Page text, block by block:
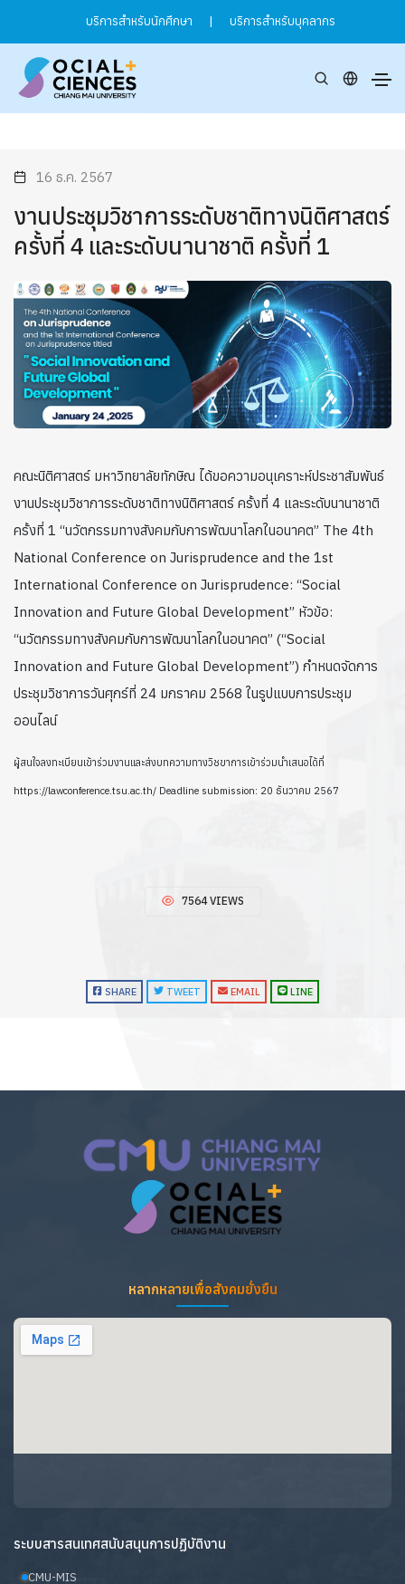
บริการสำหรับนักศึกษา | บริการสำหรับบุคลากร
16 ธ.ค. 2567
งานประชุมวิชาการระดับชาติทางนิติศาสตร์
ครั้งที่ 4 และระดับนานาชาติ ครั้งที่ 1
คณะนิติศาสตร์ มหาวิทยาลัยทักษิณ ได้ขอความอนุเคราะห์ประชาสัมพันธ์
งานประชุมวิชาการระดับชาติทางนิติศาสตร์ ครั้งที่ 4 และระดับนานาชาติ
ครั้งที่ 1 “นวัตกรรมทางสังคมกับการพัฒนาโลกในอนาคต” The 4th
National Conference on Jurisprudence and the 1st
International Conference on Jurisprudence: “Social
Innovation and Future Global Development” หัวข้อ:
“นวัตกรรมทางสังคมกับการพัฒนาโลกในอนาคต” (“Social
Innovation and Future Global Development”) กำหนดจัดการ
ประชุมวิชาการวันศุกร์ที่ 24 มกราคม 2568 ในรูปแบบการประชุม
ออนไลน์
ผู้สนใจลงทะเบียนเข้าร่วมงานและส่งบทความทางวิชขาการเข้าร่วมนำเสนอได้ที่
https://lawconference.tsu.ac.th/ Deadline submission: 20 ธันวาคม 2567
7564 VIEWS
SHARE TWEET EMAIL LINE
หลากหลายเพื่อสังคมยั่งยืน
ระบบสารสนเทศสนับสนุนการปฏิบัติงาน
CMU-MIS